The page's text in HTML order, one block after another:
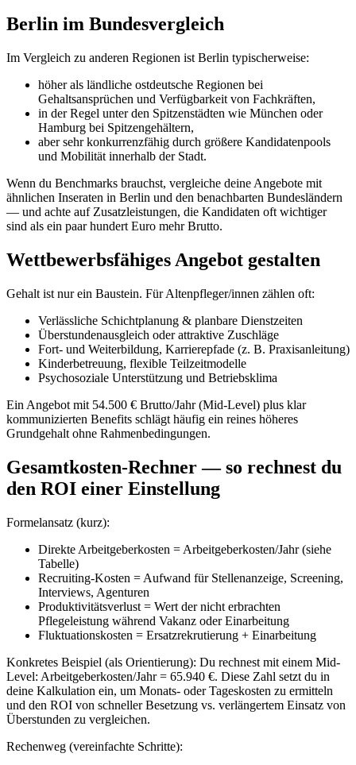
Berlin im Bundesvergleich
Im Vergleich zu anderen Regionen ist Berlin typischerweise:
höher als ländliche ostdeutsche Regionen bei
Gehaltsansprüchen und Verfügbarkeit von Fachkräften,
in der Regel unter den Spitzenstädten wie München oder
Hamburg bei Spitzengehältern,
aber sehr konkurrenzfähig durch größere Kandidatenpools
und Mobilität innerhalb der Stadt.
Wenn du Benchmarks brauchst, vergleiche deine Angebote mit
ähnlichen Inseraten in Berlin und den benachbarten Bundesländern
— und achte auf Zusatzleistungen, die Kandidaten oft wichtiger
sind als ein paar hundert Euro mehr Brutto.
Wettbewerbsfähiges Angebot gestalten
Gehalt ist nur ein Baustein. Für Altenpfleger/innen zählen oft:
Verlässliche Schichtplanung & planbare Dienstzeiten
Überstundenausgleich oder attraktive Zuschläge
Fort- und Weiterbildung, Karrierepfade (z. B. Praxisanleitung)
Kinderbetreuung, flexible Teilzeitmodelle
Psychosoziale Unterstützung und Betriebsklima
Ein Angebot mit 54.500 € Brutto/Jahr (Mid-Level) plus klar
kommunizierten Benefits schlägt häufig ein reines höheres
Grundgehalt ohne Rahmenbedingungen.
Gesamtkosten-Rechner — so rechnest du
den ROI einer Einstellung
Formelansatz (kurz):
Direkte Arbeitgeberkosten = Arbeitgeberkosten/Jahr (siehe
Tabelle)
Recruiting-Kosten = Aufwand für Stellenanzeige, Screening,
Interviews, Agenturen
Produktivitätsverlust = Wert der nicht erbrachten
Pflegeleistung während Vakanz oder Einarbeitung
Fluktuationskosten = Ersatzrekrutierung + Einarbeitung
Konkretes Beispiel (als Orientierung): Du rechnest mit einem Mid-
Level: Arbeitgeberkosten/Jahr = 65.940 €. Diese Zahl setzt du in
deine Kalkulation ein, um Monats- oder Tageskosten zu ermitteln
und den ROI von schneller Besetzung vs. verlängertem Einsatz von
Überstunden zu vergleichen.
Rechenweg (vereinfachte Schritte):